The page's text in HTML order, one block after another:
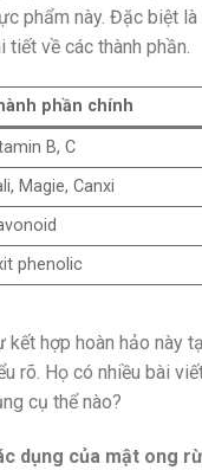
phẩm này. Đặc biệt
tiết về các thành phần.
phần chính
B, C
Magie, Canxi
phenolic
kết hợp hoàn hảo này
rõ. Họ có nhiều bài
cụ thể nào?
dụng của mật ong